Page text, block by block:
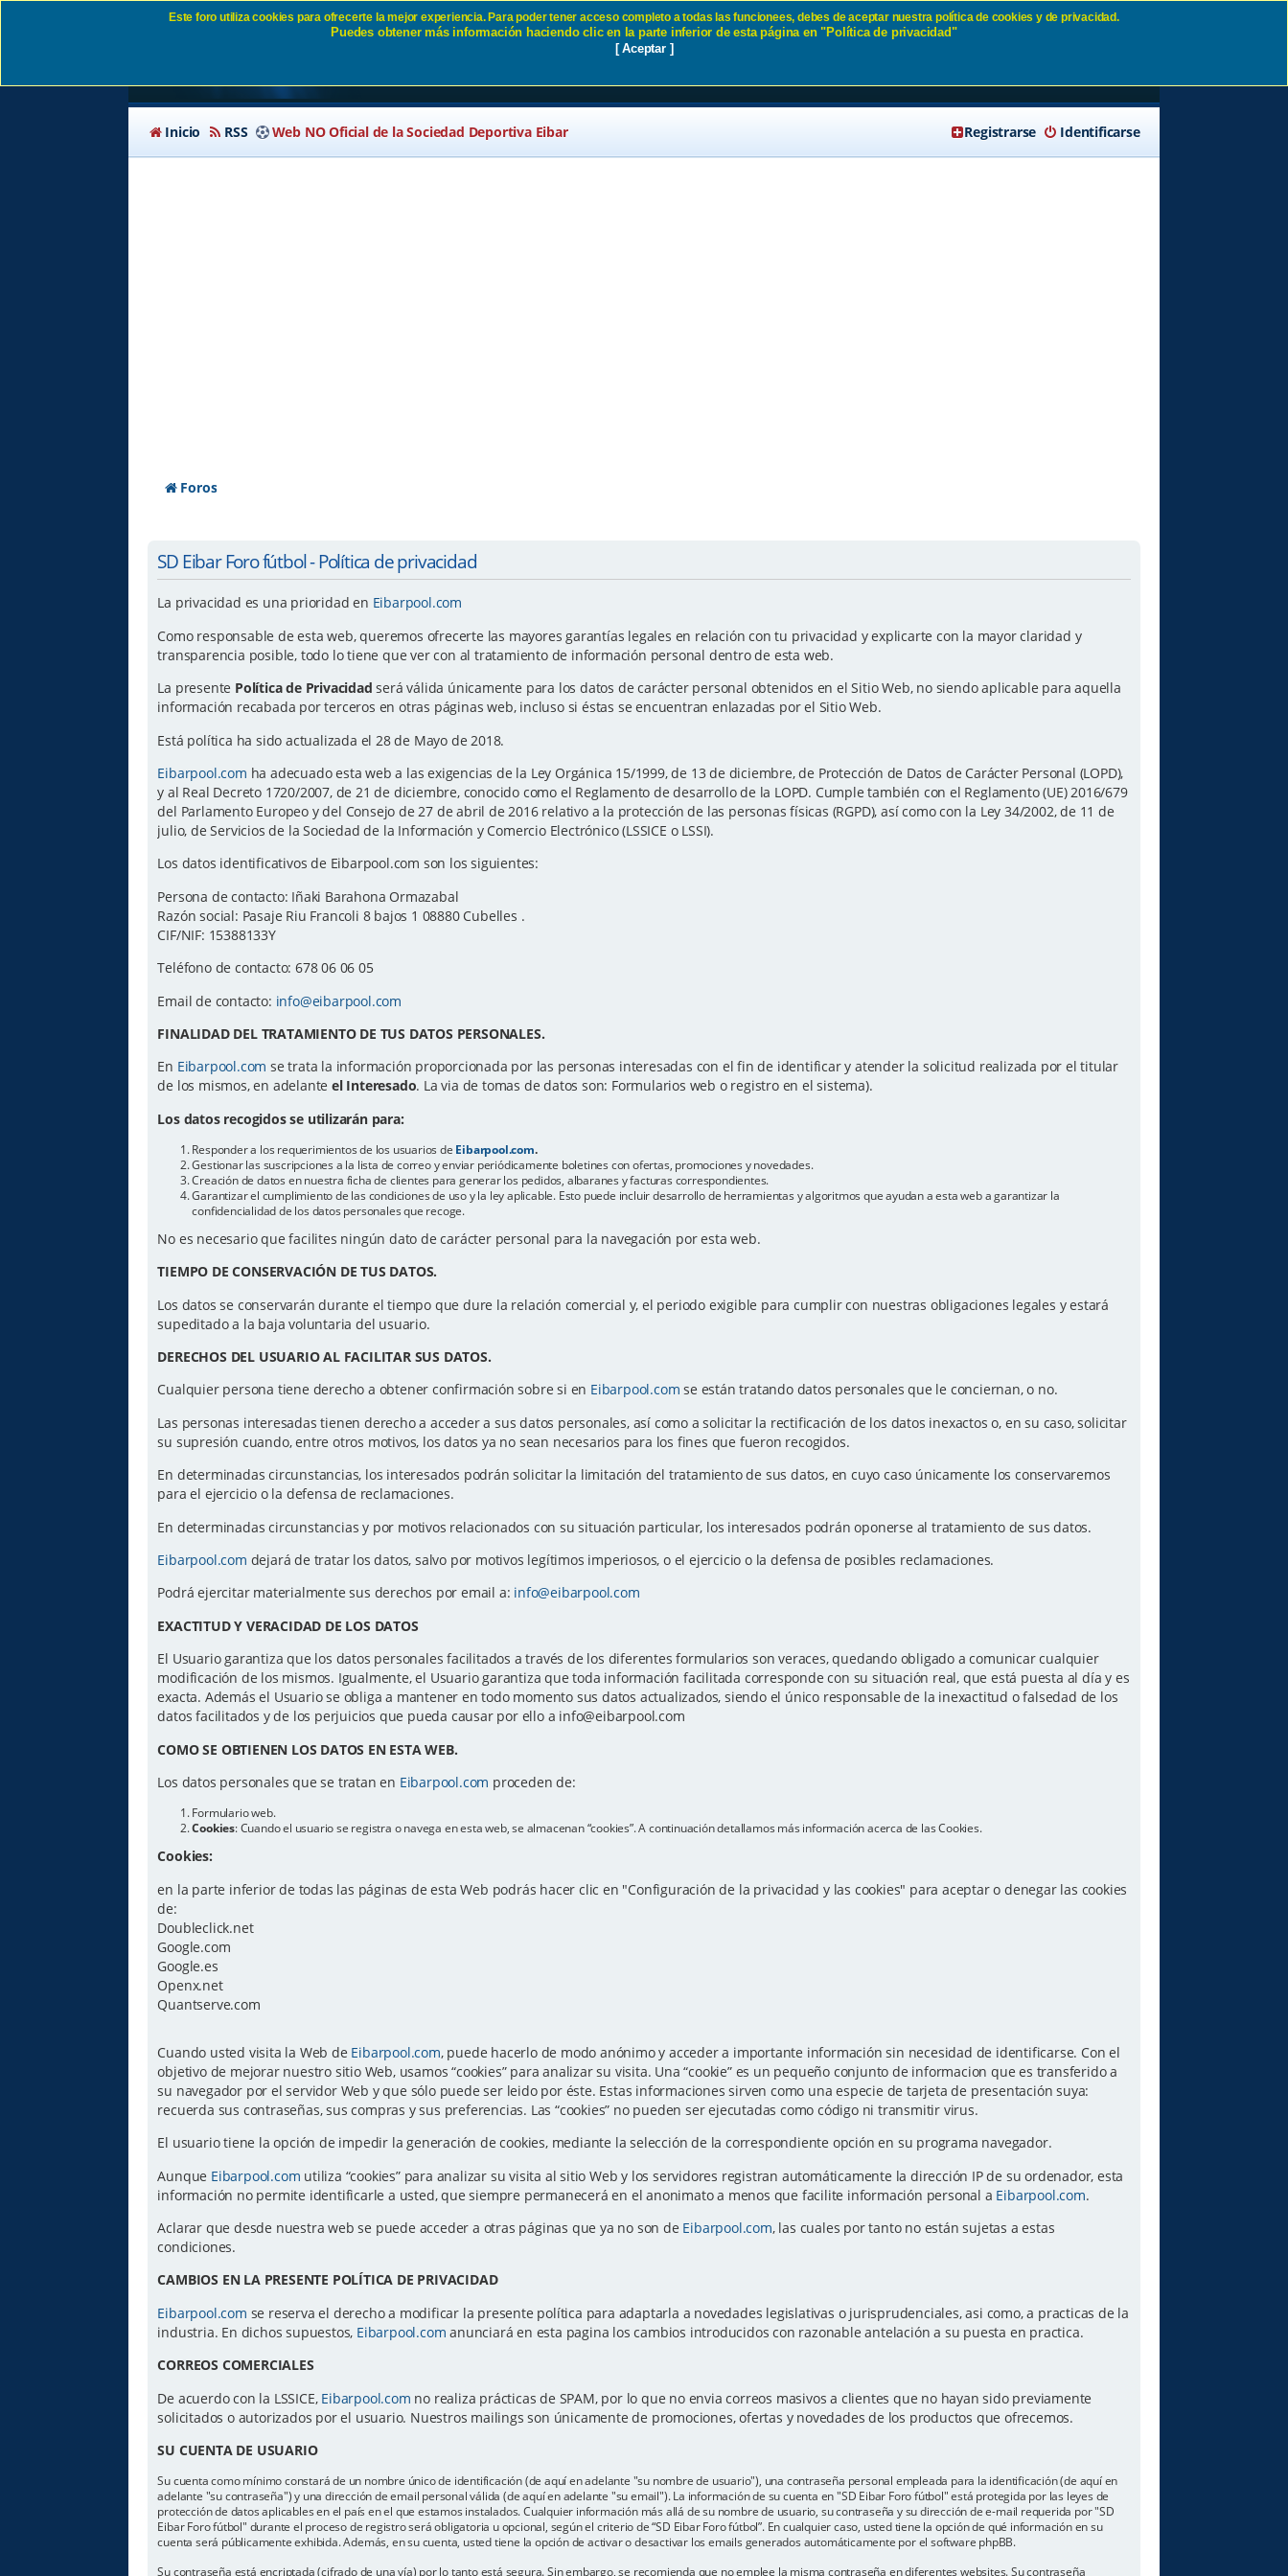
Política de privacidad SD Eibar
Inicio RSS Web NO Oficial de la Sociedad Deportiva Eibar Identificarse
Registrarse
Foros
SD Eibar Foro fútbol - Política de privacidad
La privacidad es una prioridad en Eibarpool.com
Como responsable de esta web, queremos ofrecerte las mayores garantías legales en relación con tu privacidad y explicarte con la mayor claridad y
transparencia posible, todo lo tiene que ver con al tratamiento de información personal dentro de esta web.
La presente Política de Privacidad será válida únicamente para los datos de carácter personal obtenidos en el Sitio Web, no siendo aplicable para aquella
información recabada por terceros en otras páginas web, incluso si éstas se encuentran enlazadas por el Sitio Web.
Está política ha sido actualizada el 28 de Mayo de 2018.
Eibarpool.com ha adecuado esta web a las exigencias de la Ley Orgánica 15/1999, de 13 de diciembre, de Protección de Datos de Carácter Personal (LOPD),
y al Real Decreto 1720/2007, de 21 de diciembre, conocido como el Reglamento de desarrollo de la LOPD. Cumple también con el Reglamento (UE) 2016/679
del Parlamento Europeo y del Consejo de 27 de abril de 2016 relativo a la protección de las personas físicas (RGPD), así como con la Ley 34/2002, de 11 de
julio, de Servicios de la Sociedad de la Información y Comercio Electrónico (LSSICE o LSSI).
Los datos identificativos de Eibarpool.com son los siguientes:
Persona de contacto: Iñaki Barahona Ormazabal
Razón social: Pasaje Riu Francoli 8 bajos 1 08880 Cubelles .
CIF/NIF: 15388133Y
Teléfono de contacto: 678 06 06 05
Email de contacto: info@eibarpool.com
FINALIDAD DEL TRATAMIENTO DE TUS DATOS PERSONALES.
En Eibarpool.com se trata la información proporcionada por las personas interesadas con el fin de identificar y atender la solicitud realizada por el titular
de los mismos, en adelanteel Interesado. La via de tomas de datos son: Formularios web o registro en el sistema).
Los datos recogidos se utilizarán para:
Responder a los requerimientos de los usuarios de Eibarpool.com.
Gestionar las suscripciones a la lista de correo y enviar periódicamente boletines con ofertas, promociones y novedades.
Creación de datos en nuestra ficha de clientes para generar los pedidos, albaranes y facturas correspondientes.
Garantizar el cumplimiento de las condiciones de uso y la ley aplicable. Esto puede incluir desarrollo de herramientas y algoritmos que ayudan a esta web a garantizar la
confidencialidad de los datos personales que recoge.
No es necesario que facilites ningún dato de carácter personal para la navegación por esta web.
TIEMPO DE CONSERVACIÓN DE TUS DATOS.
Los datos se conservarán durante el tiempo que dure la relación comercial y, el periodo exigible para cumplir con nuestras obligaciones legales y estará
supeditado a la baja voluntaria del usuario.
DERECHOS DEL USUARIO AL FACILITAR SUS DATOS.
Cualquier persona tiene derecho a obtener confirmación sobre si en Eibarpool.com se están tratando datos personales que le conciernan, o no.
Las personas interesadas tienen derecho a acceder a sus datos personales, así como a solicitar la rectificación de los datos inexactos o, en su caso, solicitar
su supresión cuando, entre otros motivos, los datos ya no sean necesarios para los fines que fueron recogidos.
En determinadas circunstancias, los interesados podrán solicitar la limitación del tratamiento de sus datos, en cuyo caso únicamente los conservaremos
para el ejercicio o la defensa de reclamaciones.
En determinadas circunstancias y por motivos relacionados con su situación particular, los interesados podrán oponerse al tratamiento de sus datos.
Eibarpool.com dejará de tratar los datos, salvo por motivos legítimos imperiosos, o el ejercicio o la defensa de posibles reclamaciones.
Podrá ejercitar materialmente sus derechos por email a: info@eibarpool.com
EXACTITUD Y VERACIDAD DE LOS DATOS
El Usuario garantiza que los datos personales facilitados a través de los diferentes formularios son veraces, quedando obligado a comunicar cualquier
modificación de los mismos. Igualmente, el Usuario garantiza que toda información facilitada corresponde con su situación real, que está puesta al día y es
exacta. Además el Usuario se obliga a mantener en todo momento sus datos actualizados, siendo el único responsable de la inexactitud o falsedad de los
datos facilitados y de los perjuicios que pueda causar por ello a info@eibarpool.com
COMO SE OBTIENEN LOS DATOS EN ESTA WEB.
Los datos personales que se tratan en Eibarpool.com proceden de:
Formulario web.
Cookies: Cuando el usuario se registra o navega en esta web, se almacenan “cookies”. A continuación detallamos más información acerca de las Cookies.
Cookies:
en la parte inferior de todas las páginas de esta Web podrás hacer clic en "Configuración de la privacidad y las cookies" para aceptar o denegar las cookies
de:
Doubleclick.net
Google.com
Google.es
Openx.net
Quantserve.com
Cuando usted visita la Web de Eibarpool.com, puede hacerlo de modo anónimo y acceder a importante información sin necesidad de identificarse. Con el
objetivo de mejorar nuestro sitio Web, usamos “cookies” para analizar su visita. Una “cookie” es un pequeño conjunto de informacion que es transferido a
su navegador por el servidor Web y que sólo puede ser leido por éste. Estas informaciones sirven como una especie de tarjeta de presentación suya:
recuerda sus contraseñas, sus compras y sus preferencias. Las “cookies” no pueden ser ejecutadas como código ni transmitir virus.
El usuario tiene la opción de impedir la generación de cookies, mediante la selección de la correspondiente opción en su programa navegador.
Aunque Eibarpool.com utiliza “cookies” para analizar su visita al sitio Web y los servidores registran automáticamente la dirección IP de su ordenador, esta
información no permite identificarle a usted, que siempre permanecerá en el anonimato a menos que facilite información personal a Eibarpool.com.
Aclarar que desde nuestra web se puede acceder a otras páginas que ya no son de Eibarpool.com, las cuales por tanto no están sujetas a estas
condiciones.
CAMBIOS EN LA PRESENTE POLÍTICA DE PRIVACIDAD
Eibarpool.com se reserva el derecho a modificar la presente política para adaptarla a novedades legislativas o jurisprudenciales, asi como, a practicas de la
industria. En dichos supuestos, Eibarpool.com anunciará en esta pagina los cambios introducidos con razonable antelación a su puesta en practica.
CORREOS COMERCIALES
De acuerdo con la LSSICE, Eibarpool.com no realiza prácticas de SPAM, por lo que no envia correos masivos a clientes que no hayan sido previamente
solicitados o autorizados por el usuario. Nuestros mailings son únicamente de promociones, ofertas y novedades de los productos que ofrecemos.
SU CUENTA DE USUARIO
Su cuenta como mínimo constará de un nombre único de identificación (de aquí en adelante "su nombre de usuario"), una contraseña personal empleada para la identificación (de aquí en
adelante "su contraseña") y una dirección de email personal válida (de aquí en adelante "su email"). La información de su cuenta en "SD Eibar Foro fútbol" está protegida por las leyes de
protección de datos aplicables en el país en el que estamos instalados. Cualquier información más allá de su nombre de usuario, su contraseña y su dirección de e-mail requerida por "SD
Eibar Foro fútbol" durante el proceso de registro será obligatoria u opcional, según el criterio de “SD Eibar Foro fútbol”. En cualquier caso, usted tiene la opción de qué información en su
cuenta será públicamente exhibida. Además, en su cuenta, usted tiene la opción de activar o desactivar los emails generados automáticamente por el software phpBB.
Su contraseña está encriptada (cifrado de una vía) por lo tanto está segura. Sin embargo, se recomienda que no emplee la misma contraseña en diferentes websites. Su contraseña
Este foro utiliza cookies para ofrecerte la mejor experiencia. Para poder tener acceso completo a todas las funcionees, debes de aceptar nuestra política de cookies y de privacidad.
Puedes obtener más información haciendo clic en la parte inferior de esta página en "Política de privacidad"
[ Aceptar ]